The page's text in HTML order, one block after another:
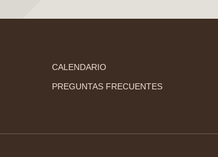
CALENDARIO
PREGUNTAS FRECUENTES